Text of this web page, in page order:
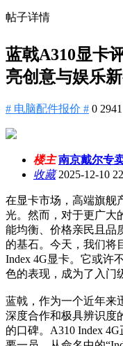
帖子详情
蓝戟A310显卡
亮创意与娱乐
# 电脑配件报价 # 0 2941
楼主 南京戴尔专
收藏2025-12-10
在显卡市场，高端旗舰
光。然而，对于更广大
能均衡、价格亲民且品
的基石。今天，我们
Index 4G显卡。它或许
色的表现，成为了入门
蓝戟，作为一个近年来
深度合作和极具辨识度
的口碑。A310 Index